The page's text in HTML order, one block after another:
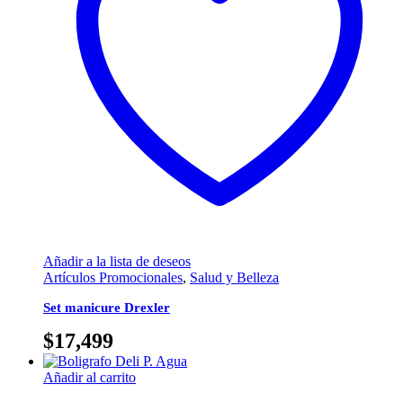
Añadir a la lista de deseos
Artículos Promocionales, Salud y Belleza
Set manicure Drexler
$17,499
Añadir al carrito